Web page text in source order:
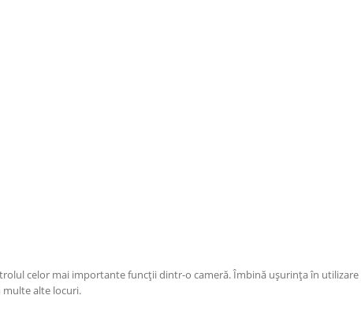
celor mai importante funcții dintr-o cameră. Îmbină ușurința în
multe alte locuri.